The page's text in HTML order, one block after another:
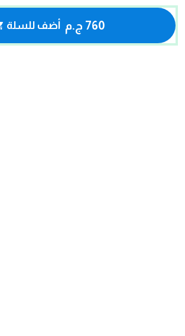
760 ج.م أضف للسلة